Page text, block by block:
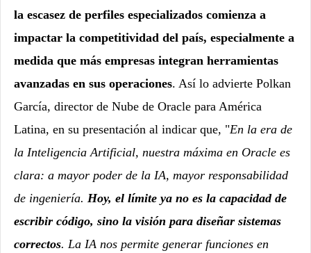
la escasez de perfiles especializados comienza a
impactar la competitividad del país, especialmente a
medida que más empresas integran herramientas
avanzadas en sus operaciones. Así lo advierte Polkan
García, director de Nube de Oracle para América
Latina, en su presentación al indicar que, "En la era de
la Inteligencia Artificial, nuestra máxima en Oracle es
clara: a mayor poder de la IA, mayor responsabilidad
de ingeniería. Hoy, el límite ya no es la capacidad de
escribir código, sino la visión para diseñar sistemas
correctos. La IA nos permite generar funciones en